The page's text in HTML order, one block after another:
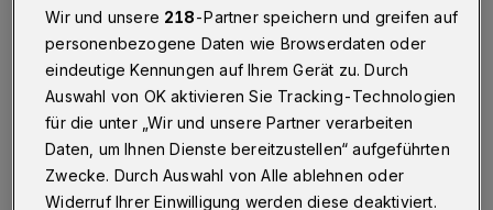
Wuppertal
Der Bücherwagen bei den Bergischen
Museumsbahnen an der Kohlfurther Brücke 57 hat am
Samstag (5. November 2022) von 11 bis 17 Uhr
geöffnet.
Wir und unsere 218-Partner speichern und greifen auf
personenbezogene Daten wie Browserdaten oder
eindeutige Kennungen auf Ihrem Gerät zu. Durch
Auswahl von OK aktivieren Sie Tracking-Technologien
für die unter „Wir und unsere Partner verarbeiten
Daten, um Ihnen Dienste bereitzustellen“ aufgeführten
Zwecke. Durch Auswahl von Alle ablehnen oder
Widerruf Ihrer Einwilligung werden diese deaktiviert.